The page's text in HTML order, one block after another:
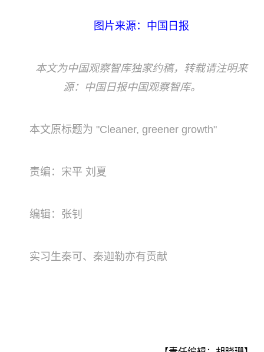
图片来源：中国日报
本文为中国观察智库独家约稿，转载请注明来
源：中国日报中国观察智库。
本文原标题为 "Cleaner, greener growth"
责编：宋平 刘夏
编辑：张钊
实习生秦可、秦迦勒亦有贡献